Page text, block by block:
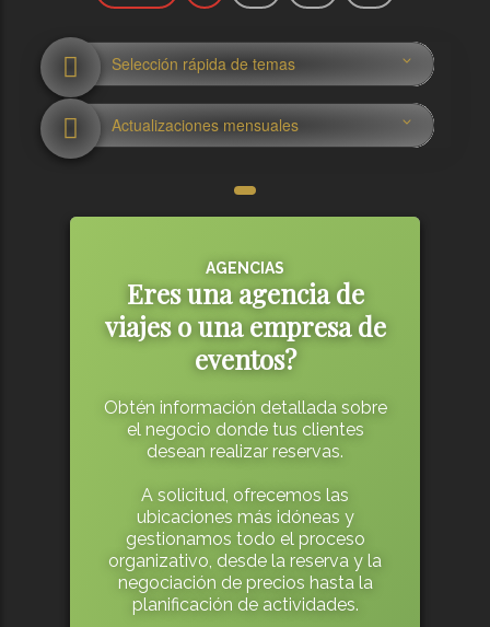
Selección rápida de temas
Actualizaciones mensuales
AGENCIAS
Eres una agencia de
viajes o una empresa de
eventos?
Obtén información detallada sobre
el negocio donde tus clientes
desean realizar reservas.
A solicitud, ofrecemos las
ubicaciones más idóneas y
gestionamos todo el proceso
organizativo, desde la reserva y la
negociación de precios hasta la
planificación de actividades.